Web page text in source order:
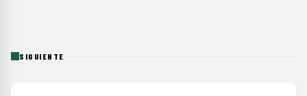
SIGUIENTE